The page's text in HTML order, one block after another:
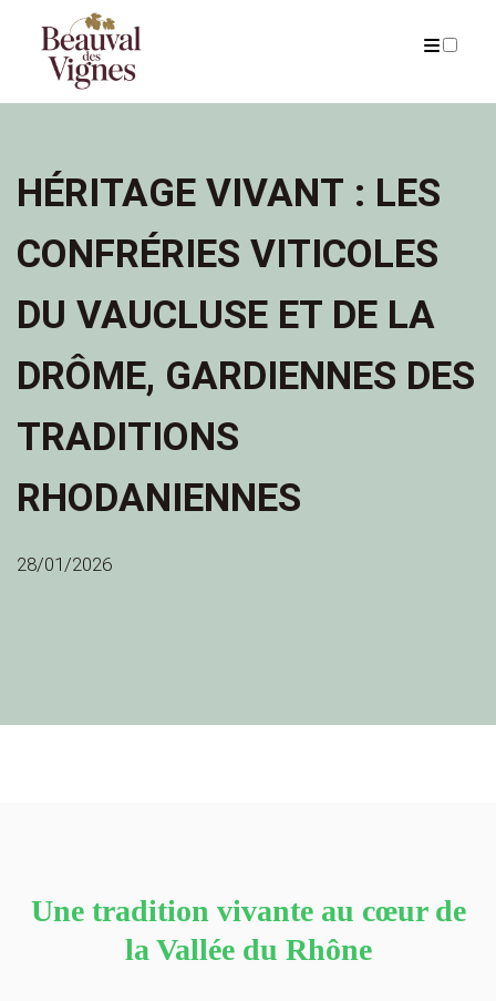
HÉRITAGE VIVANT : LES
CONFRÉRIES VITICOLES
DU VAUCLUSE ET DE LA
DRÔME, GARDIENNES DES
TRADITIONS
RHODANIENNES
28/01/2026
Une tradition vivante au cœur de
la Vallée du Rhône